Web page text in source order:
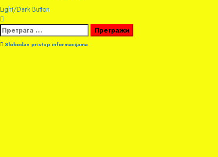
Light/Dark Button
Претрага
за:
Slobodan pristup informacijama